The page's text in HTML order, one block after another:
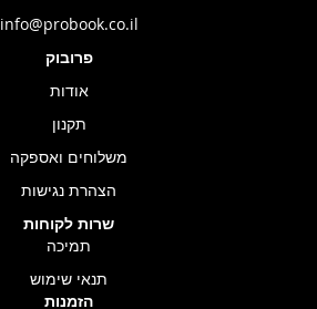
info@probook.co.il
פרובוק
אודות
תקנון
משלוחים ואספקה
הצהרת נגישות
שרות לקוחות
תמיכה
תנאי שימוש
הזמנות